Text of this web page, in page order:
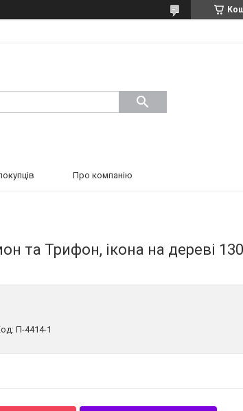
Про компанію
та Трифон, ікона на дереві
П-4414-1